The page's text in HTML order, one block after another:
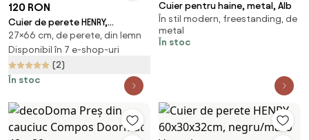
120 RON
Cuier de perete HENRY,
66x30x27cm, negru/maro
Vasagle
27×66 cm, de perete, din lemn
Disponibil în 7 e-shop-uri
(2)
În stoc
Cuier pentru haine, metal, Alb
În stil modern, freestanding, de
metal
În stoc